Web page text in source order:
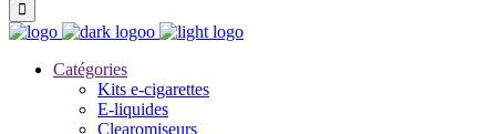
Catégories
Kits e-cigarettes
E-liquides
Clearomiseurs